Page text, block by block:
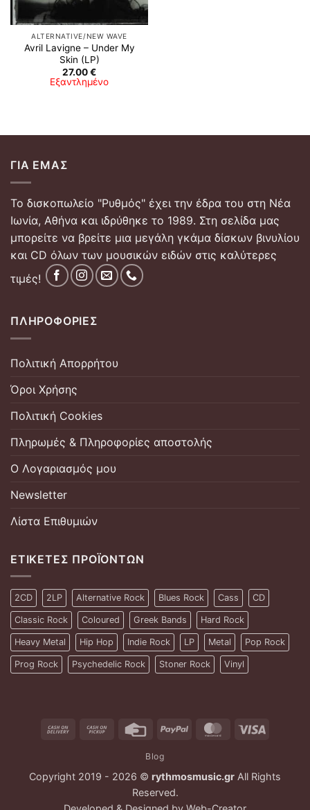
ALTERNATIVE/NEW WAVE
Avril Lavigne – Under My
Skin (LP)
27.00€
Εξαντλημένο
ΓΙΑ ΕΜΆΣ
Το δισκοπωλείο "Ρυθμός" έχει την έδρα του στη Νέα
Ιωνία, Αθήνα και ιδρύθηκε το 1989. Στη σελίδα μας
μπορείτε να βρείτε μια μεγάλη γκάμα δίσκων βινυλίου
και CD όλων των μουσικών ειδών στις καλύτερες
τιμές!
ΠΛΗΡΟΦΟΡΊΕΣ
Πολιτική Απορρήτου
Όροι Χρήσης
Πολιτική Cookies
Πληρωμές & Πληροφορίες αποστολής
Ο Λογαριασμός μου
Newsletter
Λίστα Επιθυμιών
ΕΤΙΚΈΤΕΣ ΠΡΟΪΌΝΤΩΝ
2CD 2LP Alternative Rock Blues Rock Cass CD
Classic Rock Coloured Greek Bands Hard Rock
Heavy Metal Hip Hop Indie Rock LP Metal Pop Rock
Prog Rock Psychedelic Rock Stoner Rock Vinyl
Cash
Cash
Credit
PayPal MasterCard
Blog
Copyright 2019 - 2026 © rythmosmusic.gr All Rights
Reserved.